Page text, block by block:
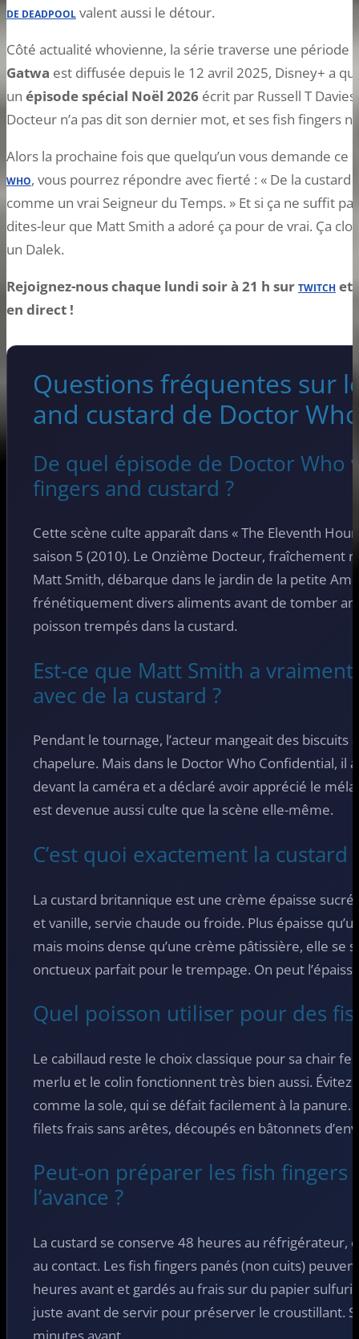
DE DEADPOOL valent aussi le détour.
Côté actualité whovienne, la série traverse une période
Gatwa est diffusée depuis le 12 avril 2025, Disney+ a
un épisode spécial Noël 2026 écrit par Russell T
Docteur n’a pas dit son dernier mot, et ses fish fingers
Alors la prochaine fois que quelqu’un vous demande ce
WHO, vous pourrez répondre avec fierté : « De la custard
comme un vrai Seigneur du Temps. » Et si ça ne suffit
dites-leur que Matt Smith a adoré ça pour de vrai. Ça
un Dalek.
Rejoignez-nous chaque lundi soir à 21 h sur TWITCH et
en direct !
Questions fréquentes sur
and custard de Doctor
De quel épisode de Doctor Who
fingers and custard ?
Cette scène culte apparaît dans « The Eleventh
saison 5 (2010). Le Onzième Docteur, fraîchement
Matt Smith, débarque dans le jardin de la petite
frénétiquement divers aliments avant de tomber
poisson trempés dans la custard.
Est-ce que Matt Smith a
avec de la custard ?
Pendant le tournage, l’acteur mangeait des biscuits
chapelure. Mais dans le Doctor Who Confidential, il
devant la caméra et a déclaré avoir apprécié le
est devenue aussi culte que la scène elle-même.
C’est quoi exactement la custard
La custard britannique est une crème épaisse
et vanille, servie chaude ou froide. Plus épaisse
mais moins dense qu’une crème pâtissière, elle se
onctueux parfait pour le trempage. On peut
Quel poisson utiliser pour des
Le cabillaud reste le choix classique pour sa chair
merlu et le colin fonctionnent très bien aussi. Évitez
comme la sole, qui se défait facilement à la panure.
filets frais sans arêtes, découpés en bâtonnets
Peut-on préparer les fish fingers
l’avance ?
La custard se conserve 48 heures au réfrigérateur,
au contact. Les fish fingers panés (non cuits)
heures avant et gardés au frais sur du papier
juste avant de servir pour préserver le croustillant.